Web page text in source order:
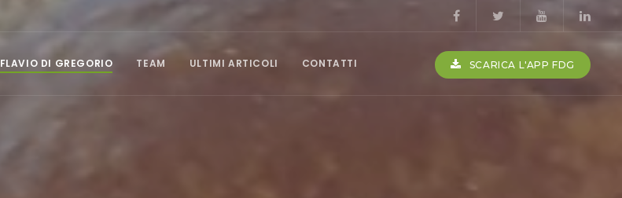
FLAVIO DI GREGORIO TEAM ULTIMI ARTICOLI CONTATTI SCARICA L'APP FDG